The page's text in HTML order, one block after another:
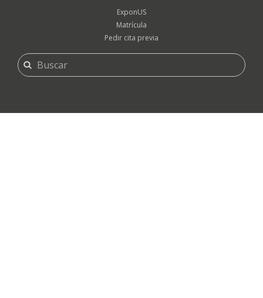
ExponUS
Matrícula
Pedir cita previa
FORMULARIO
DE
BÚSQUEDA
Buscar